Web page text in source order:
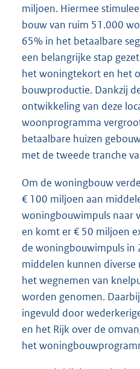
miljoen. Hiermee
bouw van ruim 51.000
65% in het betaalbare
een belangrijke stap
het woningtekort en het
bouwproductie. Dankzij
ontwikkeling van deze
woonprogramma
betaalbare huizen
met de tweede tranche
Om de woningbouw
€ 100 miljoen aan
woningbouwimpuls naar
en komt er € 50 miljoen
de woningbouwimpuls in
middelen kunnen
het wegnemen van
worden genomen.
ingevuld door
en het Rijk over de
het